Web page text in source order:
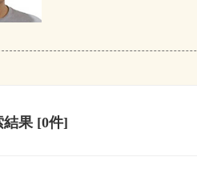
結果 [0件]